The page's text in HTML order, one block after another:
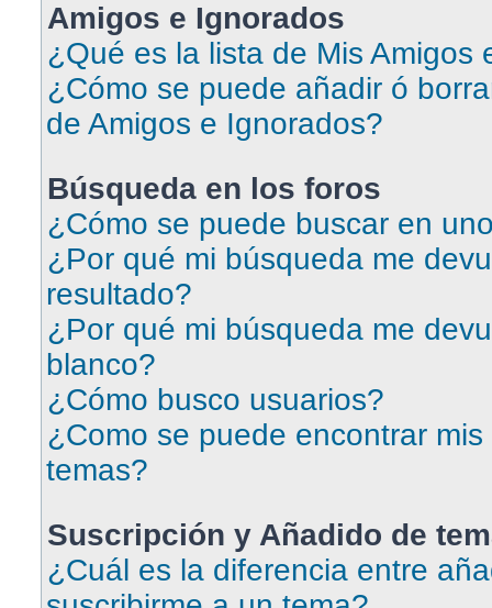
Amigos e Ignorados
¿Qué es la lista de Mis Amigos
¿Cómo se puede añadir ó
de Amigos e Ignorados?
Búsqueda en los foros
¿Cómo se puede buscar en
¿Por qué mi búsqueda me
resultado?
¿Por qué mi búsqueda me
blanco?
¿Cómo busco usuarios?
¿Como se puede encontrar
temas?
Suscripción y Añadido de
¿Cuál es la diferencia entre